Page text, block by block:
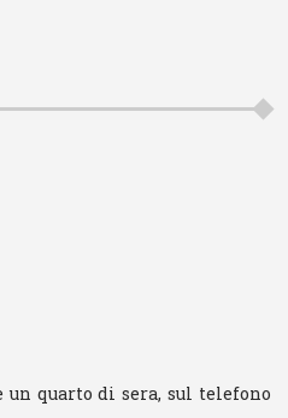
quarto di sera, sul telefono